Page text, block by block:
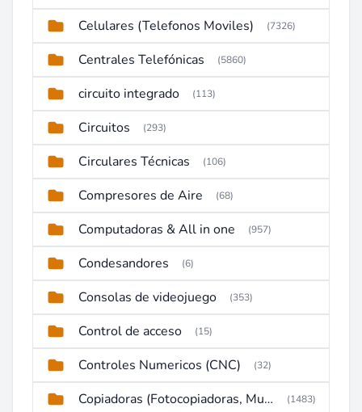
Celulares (Telefonos Moviles)
(7326)
Centrales Telefónicas (5860)
circuito integrado (113)
Circuitos (293)
Circulares Técnicas (106)
Compresores de Aire (68)
Computadoras & All in one (957)
Condesandores (6)
Consolas de videojuego (353)
Control de acceso (15)
Controles Numericos (CNC) (32)
Copiadoras (Fotocopiadoras, Multifunctions, Ploter, etc) (1483)